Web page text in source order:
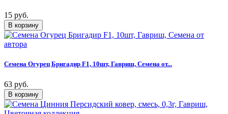
15 руб.
Семена Огурец Бригадир F1, 10шт, Гавриш, Семена от...
63 руб.